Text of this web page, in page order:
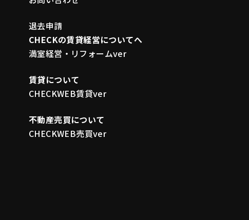
退去申請
CHECKの賃貸経営についてへ
満室経営・リフォームver
賃貸について
CHECKWEB賃貸ver
不動産売買について
CHECKWEB売買ver